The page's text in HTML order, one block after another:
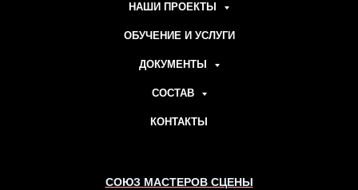
НАШИ ПРОЕКТЫ
ОБУЧЕНИЕ И УСЛУГИ
ДОКУМЕНТЫ
СОСТАВ
КОНТАКТЫ
СОЮЗ МАСТЕРОВ СЦЕНЫ